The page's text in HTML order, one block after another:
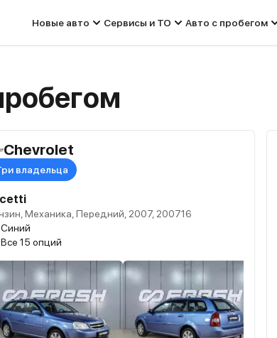
Новые авто Сервисы и ТО Авто с пробегом
Chevrolet
владельца
Механика, Передний, 2007, 200716
Синий
Все 15 опций